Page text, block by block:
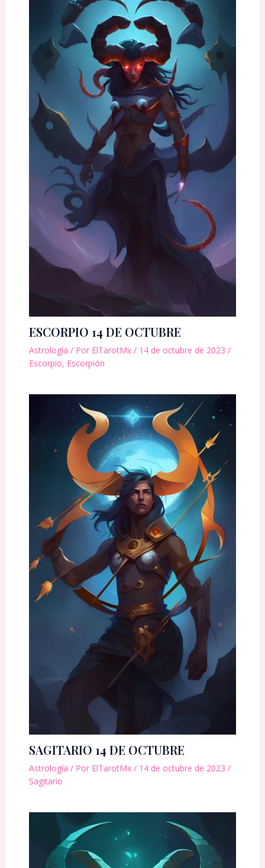
ESCORPIO 14 DE OCTUBRE
Astrología / Por ElTarotMx / 14 de octubre de 2023 /
Escorpio, Escorpión
SAGITARIO 14 DE OCTUBRE
Astrología / Por ElTarotMx / 14 de octubre de 2023 /
Sagitario